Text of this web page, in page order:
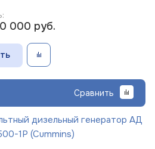
000 руб.
Сравнить
дизельный генератор АД
1Р (Cummins)